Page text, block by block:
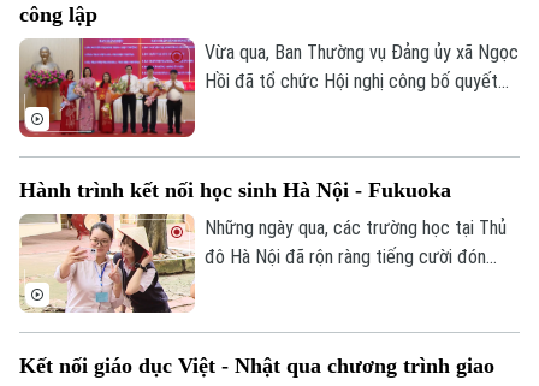
Chuyên mục
Thời sự
Hà Nội
công lập
Vừa qua, Ban Thường vụ Đảng ủy xã Ngọc
Hồi đã tổ chức Hội nghị công bố quyết
các trường học thuộc thẩm quyền trên
địa bàn xã.
Hành trình kết nối học sinh Hà Nội - Fukuoka
Những ngày qua, các trường học tại Thủ
đô Hà Nội đã rộn ràng tiếng cười đón
tình bạn xuyên biên giới được mở ra đã
Kết nối giáo dục Việt - Nhật qua chương trình giao